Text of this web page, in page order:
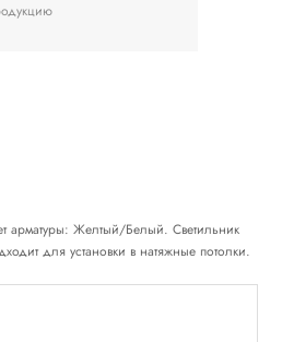
арматуры: Желтый/Белый. Светильник
для установки в натяжные потолки.